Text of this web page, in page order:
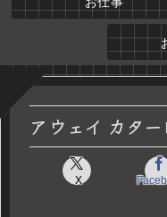
アウェイ カター
X